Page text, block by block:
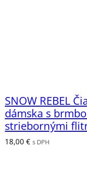
SNOW REBEL
dámska s
striebornými
18,00 € s DPH